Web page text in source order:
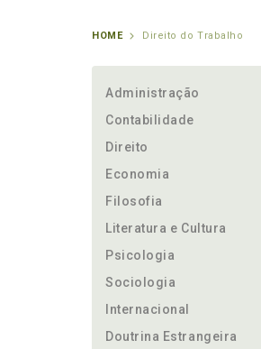
HOME Direito do Trabalho
Administração
Contabilidade
Direito
Economia
Filosofia
Literatura e Cultura
Psicologia
Sociologia
Internacional
Doutrina Estrangeira